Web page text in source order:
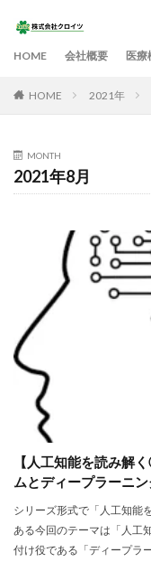
HOME 会社概要 医
HOME 2021年
MONTH
2021年8月
【人工知能を読み解
ムとディープラーニ
シリーズ形式で「人工知能
ある今回のテーマは「人工
付け役である「ディープラ